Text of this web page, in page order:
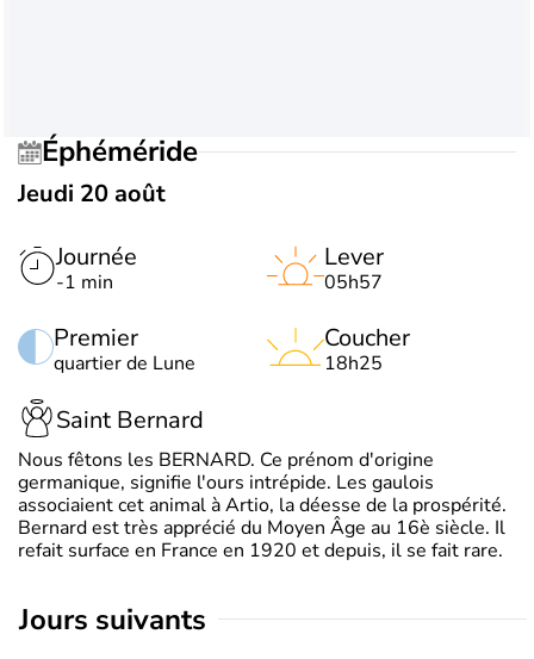
Éphéméride
Jeudi 20 août
Journée
-1 min
Premier
quartier de Lune
Lever
05h57
Coucher
18h25
Saint Bernard
Nous fêtons les BERNARD. Ce prénom d'origine
germanique, signifie l'ours intrépide. Les gaulois
associaient cet animal à Artio, la déesse de la prospérité.
Bernard est très apprécié du Moyen Âge au 16è siècle. Il
refait surface en France en 1920 et depuis, il se fait rare.
jours suivants